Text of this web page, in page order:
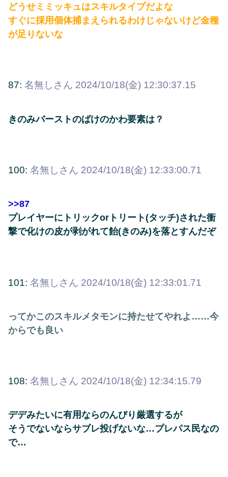
どうせミミッキュはスキルタイプだよな
すぐに採用個体捕まえられるわけじゃないけど金種
が足りないな
87: 名無しさん 2024/10/18(金) 12:30:37.15
きのみバーストのばけのかわ要素は？
100: 名無しさん 2024/10/18(金) 12:33:00.71
>>87
プレイヤーにトリックorトリート(タッチ)された衝
撃で化けの皮が剥がれて飴(きのみ)を落とすんだぞ
101: 名無しさん 2024/10/18(金) 12:33:01.71
ってかこのスキルメタモンに持たせてやれよ……今
からでも良い
108: 名無しさん 2024/10/18(金) 12:34:15.79
デデみたいに有用ならのんびり厳選するが
そうでないならサブレ投げないな…プレパス民なの
で…